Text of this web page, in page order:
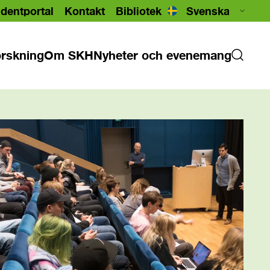
Kontakt Bibliotek
Om SKHNyheter och evenemang